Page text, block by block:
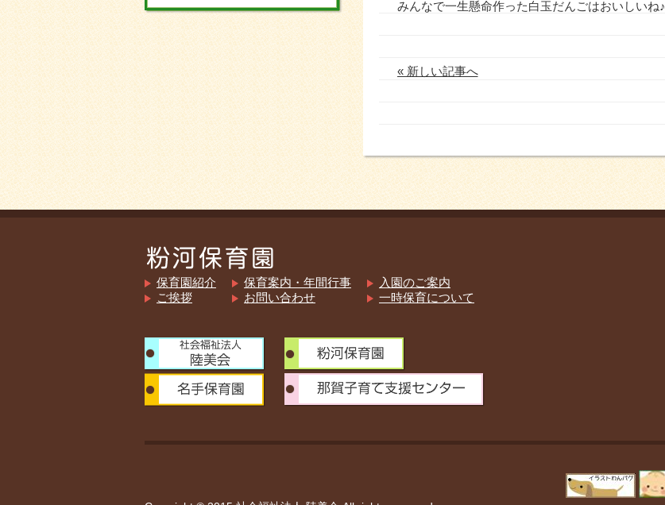
みんなで一生懸命作った白玉だんごはおいしいね♪
« 新しい記事へ
保育園紹介
ご挨拶
保育案内・年間行事
お問い合わせ
入園のご案内
一時保育について